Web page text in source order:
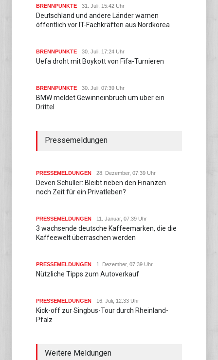
BRENNPUNKTE 31. Juli, 15:42 Uhr
Deutschland und andere Länder warnen
öffentlich vor IT-Fachkräften aus Nordkorea
BRENNPUNKTE 30. Juli, 17:24 Uhr
Uefa droht mit Boykott von Fifa-Turnieren
BRENNPUNKTE 30. Juli, 07:39 Uhr
BMW meldet Gewinneinbruch um über ein
Drittel
Pressemeldungen
PRESSEMELDUNGEN 28. Dezember, 07:39 Uhr
Deven Schuller: Bleibt neben den Finanzen
noch Zeit für ein Privatleben?
PRESSEMELDUNGEN 11. Januar, 07:39 Uhr
3 wachsende deutsche Kaffeemarken, die die
Kaffeewelt überraschen werden
PRESSEMELDUNGEN 1. Dezember, 07:39 Uhr
Nützliche Tipps zum Autoverkauf
PRESSEMELDUNGEN 16. Juli, 12:33 Uhr
Kick-off zur Singbus-Tour durch Rheinland-
Pfalz
Weitere Meldungen